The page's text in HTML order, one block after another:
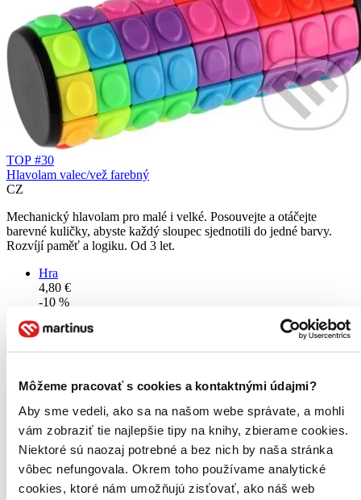
Môžeme pracovať s cookies a kontaktnými údajmi?
Aby sme vedeli, ako sa na našom webe správate, a mohli
vám zobraziť tie najlepšie tipy na knihy, zbierame cookies.
Niektoré sú naozaj potrebné a bez nich by naša stránka
vôbec nefungovala. Okrem toho používame analytické
cookies, ktoré nám umožňujú zisťovať, ako náš web
TOP #30
Hlavolam valec/vež farebný
CZ
Mechanický hlavolam pro malé i velké. Posouvejte a otáčejte
barevné kuličky, abyste každý sloupec sjednotili do jedné barvy.
Rozvíjí paměť a logiku. Od 3 let.
Hra
4,80 €
-10 %
Tento produkt momentálne nemáme na sklade, ale zvyčajne
Vložiť do košíka